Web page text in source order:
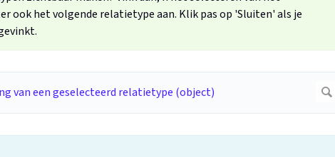
ook het volgende relatietype aan. Klik pas op 'Sluiten' als je